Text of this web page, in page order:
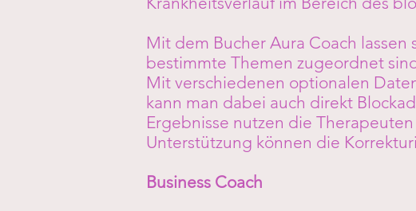
Mit dem Bucher Aura Coach
bestimmte Themen zugeordnet
Mit verschiedenen optionalen
kann man dabei auch direkt
Ergebnisse nutzen die
Unterstützung können die
Business Coach